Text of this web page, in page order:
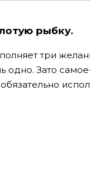
рыбку.
три
одно. Зато